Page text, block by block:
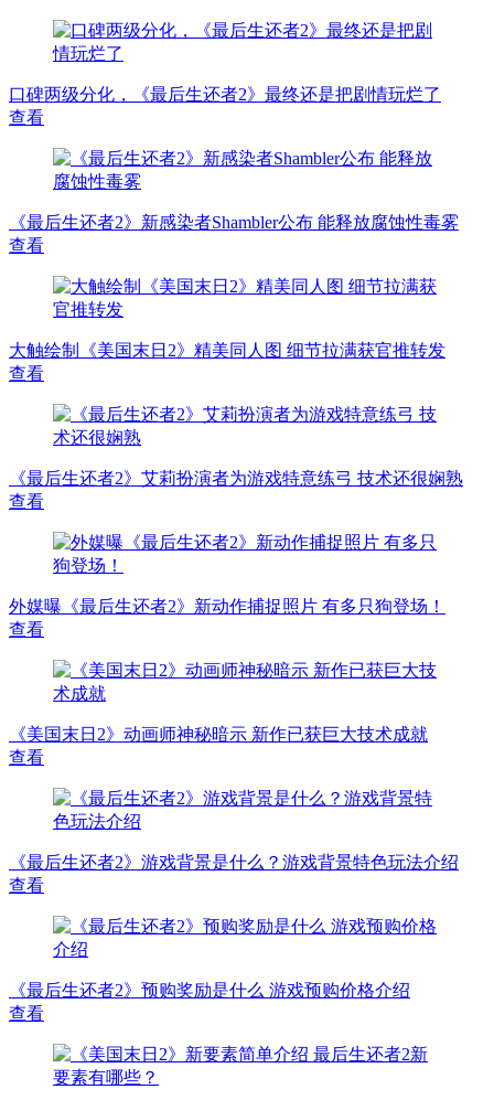
口碑两级分化，《最后生还者2》最终还是把剧情玩烂了
查看
《最后生还者2》新感染者Shambler公布 能释放腐蚀性毒雾
查看
大触绘制《美国末日2》精美同人图 细节拉满获官推转发
查看
《最后生还者2》艾莉扮演者为游戏特意练弓 技术还很娴熟
查看
外媒曝《最后生还者2》新动作捕捉照片 有多只狗登场！
查看
《美国末日2》动画师神秘暗示 新作已获巨大技术成就
查看
《最后生还者2》游戏背景是什么？游戏背景特色玩法介绍
查看
《最后生还者2》预购奖励是什么 游戏预购价格介绍
查看